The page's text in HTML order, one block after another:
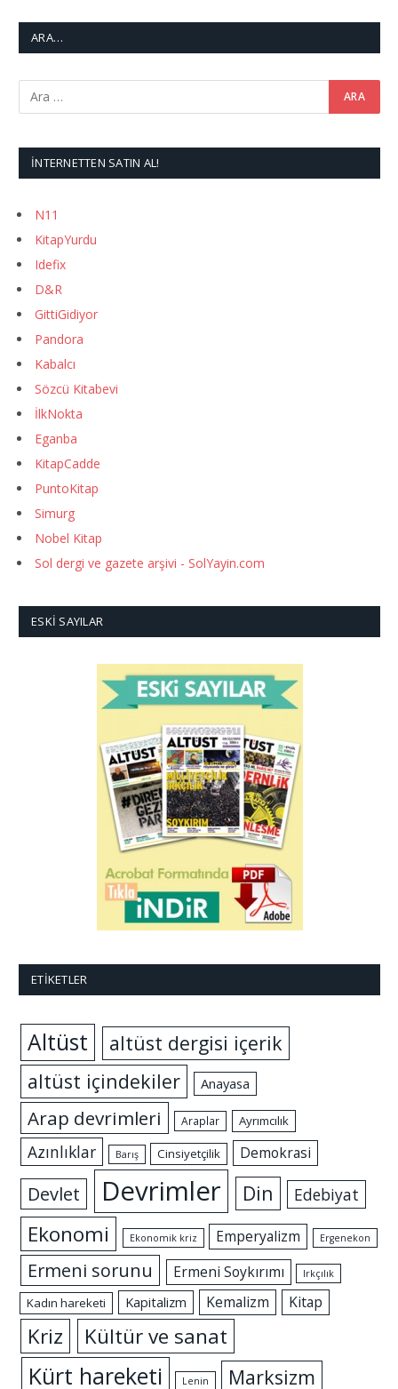
ARA…
İNTERNETTEN SATIN AL!
N11
KitapYurdu
Idefix
D&R
GittiGidiyor
Pandora
Kabalcı
Sözcü Kitabevi
İlkNokta
Eganba
KitapCadde
PuntoKitap
Simurg
Nobel Kitap
Sol dergi ve gazete arşivi - SolYayin.com
ESKI SAYILAR
ETIKETLER
Altüst
altüst dergisi içerik
altüst içindekiler
Anayasa
Arap devrimleri Araplar Ayrımcılık
Azınlıklar Barış Cinsiyetçilik Demokrasi
Devlet Devrimler Din Edebiyat
Ekonomi Ekonomik kriz Emperyalizm Ergenekon
Ermeni sorunu Ermeni Soykırımı Irkçılık
Kadın hareketi Kapitalizm Kemalizm Kitap
Kriz Kültür ve sanat
Kürt hareketi Lenin Marksizm